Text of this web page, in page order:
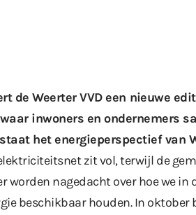
de Weerter VVD een nieuwe
inwoners en ondernemers
het energieperspectief van
zit vol, terwijl de
worden nagedacht over hoe we in
beschikbaar houden. In oktober